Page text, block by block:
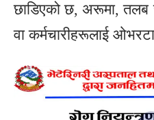
छाडिएको छ, अरूमा, तलब
वा कर्मचारीहरूलाई